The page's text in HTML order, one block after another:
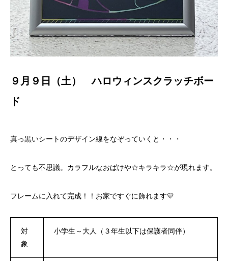
９月９日（土） ハロウィンスクラッチボー
ド
真っ黒いシートのデザイン線をなぞっていくと・・・
とっても不思議。カラフルなおばけや☆キラキラ☆が現れます。
フレームに入れて完成！！お家ですぐに飾れます💛
対
象
小学生～大人（３年生以下は保護者同伴）